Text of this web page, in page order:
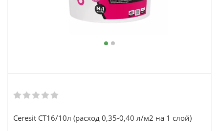
Ceresit CT16/10л (расход 0,35-0,40 л/м2 на 1 слой)